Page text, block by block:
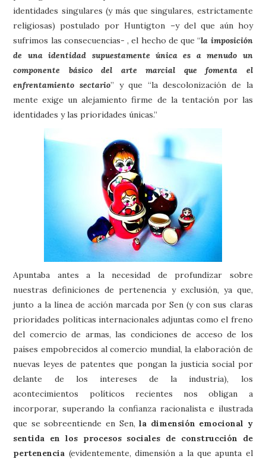
identidades singulares (y más que singulares, estrictamente
religiosas) postulado por Huntigton –y del que aún hoy
sufrimos las consecuencias- , el hecho de que “la imposición
de una identidad supuestamente única es a menudo un
componente básico del arte marcial que fomenta el
enfrentamiento sectario” y que “la descolonización de la
mente exige un alejamiento firme de la tentación por las
identidades y las prioridades únicas.”
Apuntaba antes a la necesidad de profundizar sobre
nuestras definiciones de pertenencia y exclusión, ya que,
junto a la línea de acción marcada por Sen (y con sus claras
prioridades políticas internacionales adjuntas como el freno
del comercio de armas, las condiciones de acceso de los
países empobrecidos al comercio mundial, la elaboración de
nuevas leyes de patentes que pongan la justicia social por
delante de los intereses de la industria), los
acontecimientos políticos recientes nos obligan a
incorporar, superando la confianza racionalista e ilustrada
que se sobreentiende en Sen,la dimensión emocional y
sentida en los procesos sociales de construcción de
pertenencia (evidentemente, dimensión a la que apunta el